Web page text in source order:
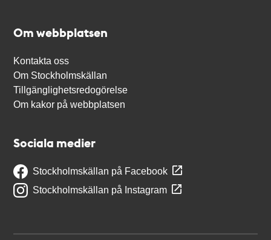
Om webbplatsen
Kontakta oss
Om Stockholmskällan
Tillgänglighetsredogörelse
Om kakor på webbplatsen
Sociala medier
Stockholmskällan på Facebook
Stockholmskällan på Instagram